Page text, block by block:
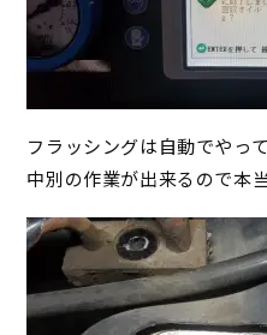
フラッシングは自動でやっ
中別の作業が出来るので本